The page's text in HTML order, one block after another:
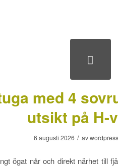
med 4
utsikt på H-
6 augusti 2026 / av
ögat når och direkt närhet till